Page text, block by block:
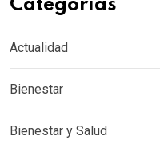
Categorías
Actualidad
Bienestar
Bienestar y Salud